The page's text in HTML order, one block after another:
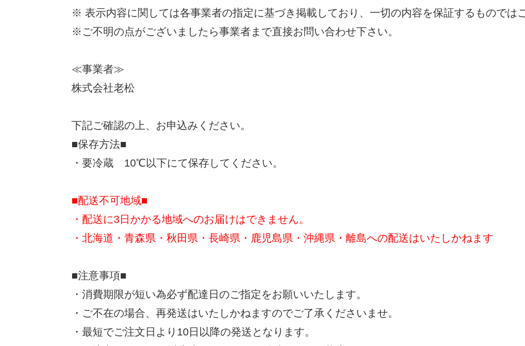
※ 表示内容に関しては各事業者の指定に基づき掲載しており、一切の内容を保証するものでは
※ご不明の点がございましたら事業者まで直接お問い合わせ下さい。
≪事業者≫
株式会社老松
下記ご確認の上、お申込みください。
■保存方法■
・要冷蔵 10℃以下にて保存してください。
■配送不可地域■
・配送に3日かかる地域へのお届けはできません。
・北海道・青森県・秋田県・長崎県・鹿児島県・沖縄県・離島への配送はいたしかねます
■注意事項■
・消費期限が短い為必ず配達日のご指定をお願いいたします。
・ご不在の場合、再発送はいたしかねますのでご了承くださいませ。
・最短でご注文日より10日以降の発送となります。